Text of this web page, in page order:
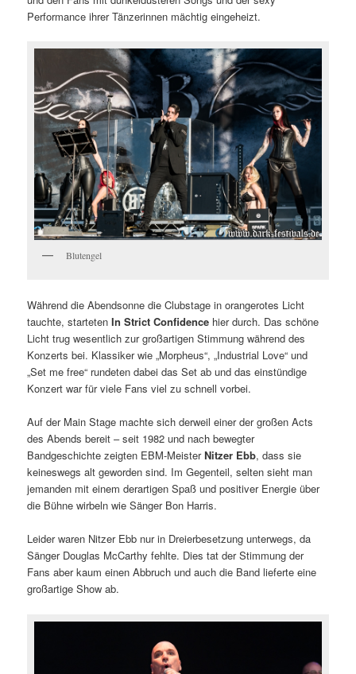
Performance ihrer Tänzerinnen mächtig eingeheizt.
Blutengel
Während die Abendsonne die Clubstage in orangerotes Licht
tauchte, starteten In Strict Confidence hier durch. Das schöne
Licht trug wesentlich zur großartigen Stimmung während des
Konzerts bei. Klassiker wie „Morpheus“, „Industrial Love“ und
„Set me free“ rundeten dabei das Set ab und das einstündige
Konzert war für viele Fans viel zu schnell vorbei.
Auf der Main Stage machte sich derweil einer der großen Acts
des Abends bereit – seit 1982 und nach bewegter
Bandgeschichte zeigten EBM-MeisterNitzer Ebb, dass sie
keineswegs alt geworden sind. Im Gegenteil, selten sieht man
jemanden mit einem derartigen Spaß und positiver Energie über
die Bühne wirbeln wie Sänger Bon Harris.
Leider waren Nitzer Ebb nur in Dreierbesetzung unterwegs, da
Sänger Douglas McCarthy fehlte. Dies tat der Stimmung der
Fans aber kaum einen Abbruch und auch die Band lieferte eine
großartige Show ab.